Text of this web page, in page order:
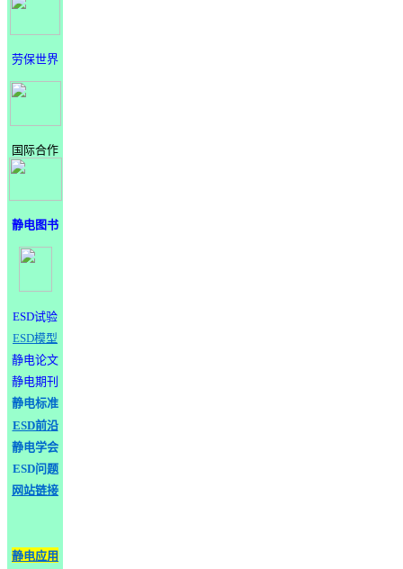
劳保世界
国际合作
静电图书
ESD试验
ESD模型
静电论文
静电期刊
静电标准
ESD前沿
静电学会
ESD问题
网站链接
静电应用